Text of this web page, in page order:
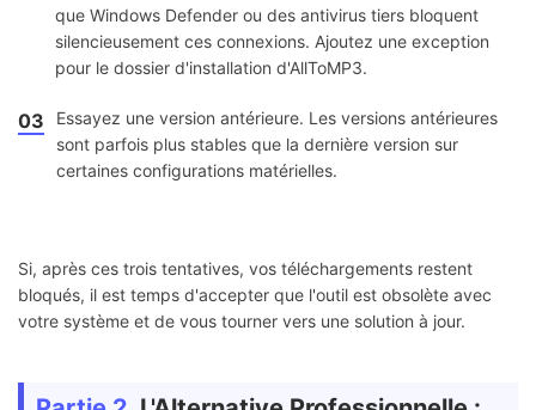
que Windows Defender ou des antivirus tiers bloquent
silencieusement ces connexions. Ajoutez une exception
pour le dossier d'installation d'AllToMP3.
03
Essayez une version antérieure. Les versions antérieures
sont parfois plus stables que la dernière version sur
certaines configurations matérielles.
Si, après ces trois tentatives, vos téléchargements restent
bloqués, il est temps d'accepter que l'outil est obsolète avec
votre système et de vous tourner vers une solution à jour.